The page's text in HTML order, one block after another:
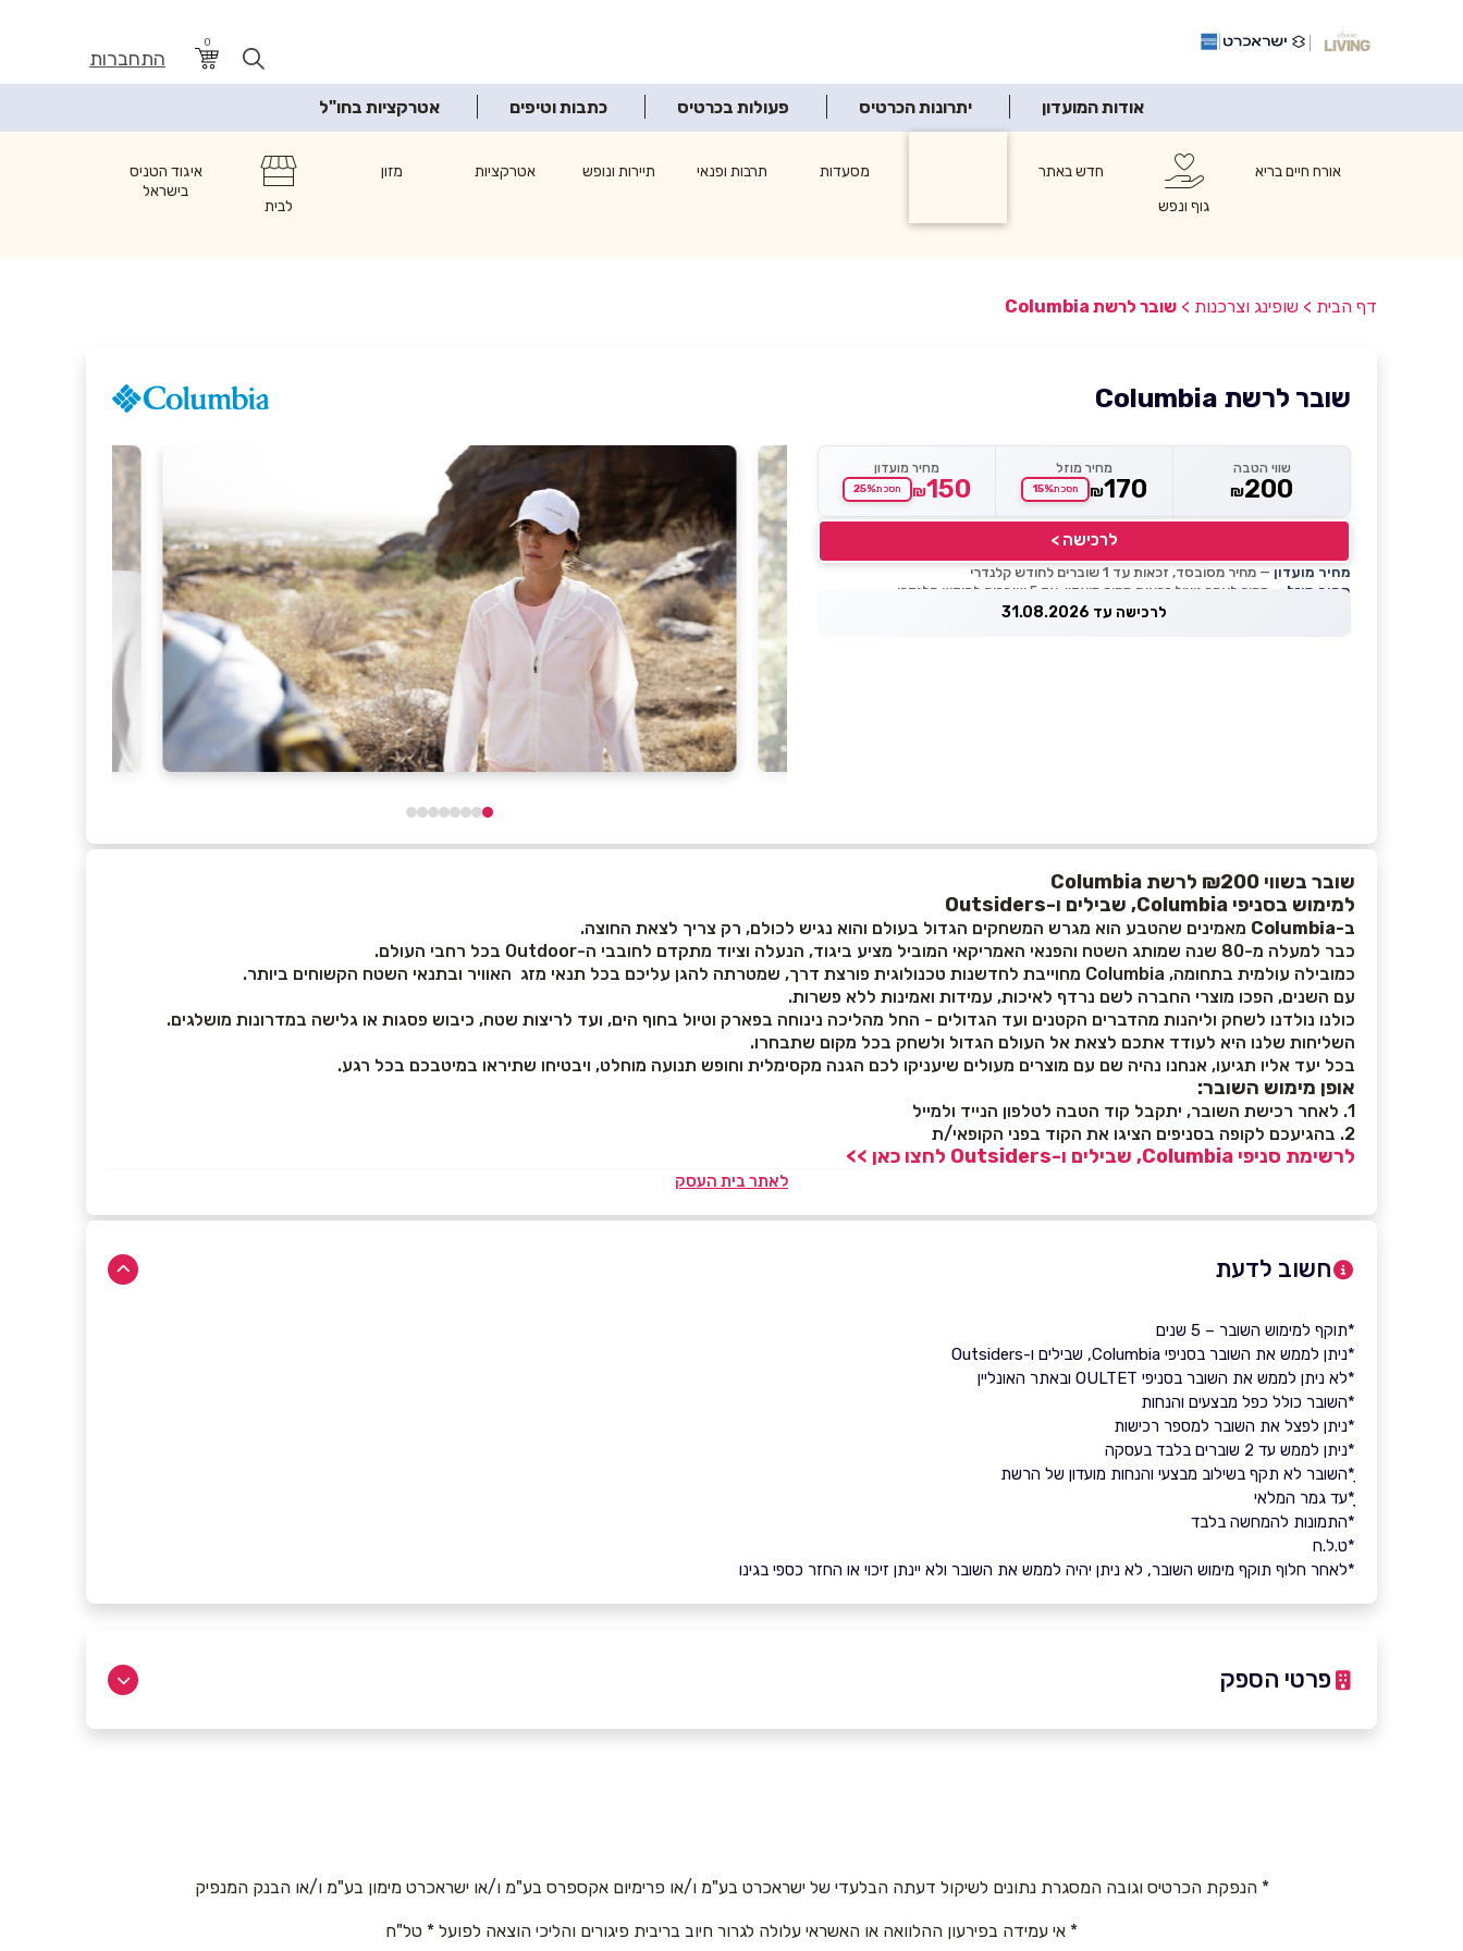
0
התחברות
אודות המועדון יתרונות הכרטיס פעולות בכרטיס כתבות וטיפים אטרקציות בחו"ל
אורח חיים בריא
גוף ונפש
חדש באתר מסעדות תרבות ופנאי תיירות ונופש אטרקציות
מזון
לבית
איגוד הטניס
בישראל
דף הבית > שופינג וצרכנות > שובר לרשת Columbia
שובר לרשת Columbia
שווי הטבה
₪200
מחיר מוזל
₪170 חסכת15%
מחיר מועדון
₪150 חסכת25%
לרכישה >
מחיר מועדון — מחיר מסובסד, זכאות עד 1 שוברים לחודש קלנדרי
מחיר מוזל — מחיר לאחר ניצול זכאות מחיר מועדון, עד 5 שוברים לחודש קלנדרי
לרכישה עד 31.08.2026
שובר בשווי ₪200 לרשת Columbia
למימוש בסניפי Columbia, שבילים ו-Outsiders
ב-Columbia
מאמינים שהטבע הוא מגרש המשחקים הגדול בעולם והוא נגיש לכולם, רק צריך לצאת החוצה.
כבר למעלה מ-80 שנה שמותג השטח והפנאי האמריקאי המוביל מציע ביגוד, הנעלה וציוד מתקדם לחובבי ה-Outdoor בכל רחבי העולם.
כמובילה עולמית בתחומה, Columbia מחוייבת לחדשנות טכנולוגית פורצת דרך, שמטרתה להגן עליכם בכל תנאי מזג האוויר ובתנאי השטח הקשוחים ביותר.
עם השנים, הפכו מוצרי החברה לשם נרדף לאיכות, עמידות ואמינות ללא פשרות.
כולנו נולדנו לשחק וליהנות מהדברים הקטנים ועד הגדולים - החל מהליכה נינוחה בפארק וטיול בחוף הים, ועד לריצות שטח, כיבוש פסגות או גלישה במדרונות מושלגים.
השליחות שלנו היא לעודד אתכם לצאת אל העולם הגדול ולשחק בכל מקום שתבחרו.
בכל יעד אליו תגיעו, אנחנו נהיה שם עם מוצרים מעולים שיעניקו לכם הגנה מקסימלית וחופש תנועה מוחלט, ויבטיחו שתיראו במיטבכם בכל רגע.
אופן מימוש השובר:
1. לאחר רכישת השובר, יתקבל קוד הטבה לטלפון הנייד ולמייל
2. בהגיעכם לקופה בסניפים הציגו את הקוד בפני הקופאי/ת
לרשימת סניפי Columbia, שבילים ו-Outsiders לחצו כאן >>
לאתר בית העסק
חשוב לדעת
*תוקף למימוש השובר – 5 שנים
*ניתן לממש את השובר בסניפי Columbia, שבילים ו-Outsiders
*לא ניתן לממש את השובר בסניפי OULTET ובאתר האונליין
*השובר כולל כפל מבצעים והנחות
*ניתן לפצל את השובר למספר רכישות
*ניתן לממש עד 2 שוברים בלבד בעסקה
ָ*השובר לא תקף בשילוב מבצעי והנחות מועדון של הרשת
ָָ*עד גמר המלאי
*התמונות להמחשה בלבד
*ט.ל.ח
*לאחר חלוף תוקף מימוש השובר, לא ניתן יהיה לממש את השובר ולא יינתן זיכוי או החזר כספי בגינו
פרטי הספק
אימייל*
* הנפקת הכרטיס וגובה המסגרת נתונים לשיקול דעתה הבלעדי של ישראכרט בע"מ ו/או פרימיום אקספרס בע"מ ו/או ישראכרט מימון בע"מ ו/או הבנק המנפיק
* אי עמידה בפירעון ההלוואה או האשראי עלולה לגרור חיוב בריבית פיגורים והליכי הוצאה לפועל * טל"ח